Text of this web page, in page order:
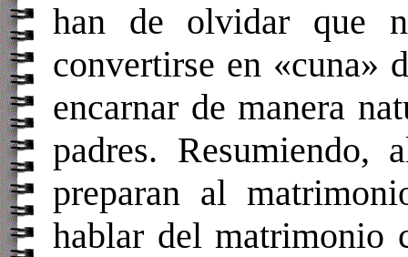
han de olvidar que
convertirse en «cuna»
encarnar de manera
padres. Resumiendo,
preparan al
hablar del matrimonio